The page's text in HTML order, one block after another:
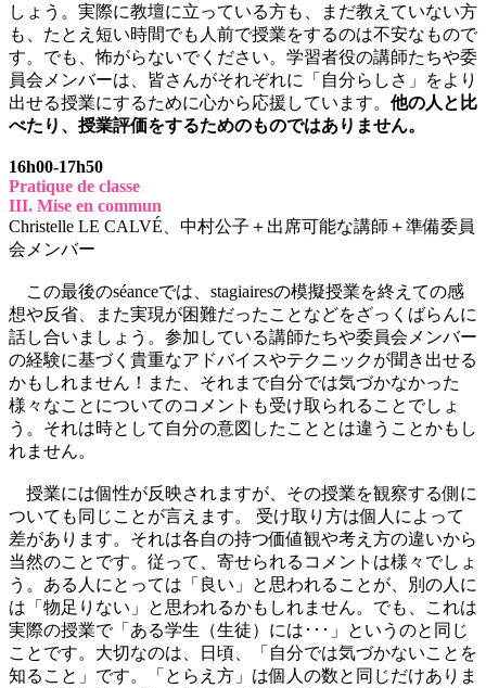
しょう。実際に教壇に立っている方も、まだ教えていない方
も、たとえ短い時間でも人前で授業をするのは不安なもので
す。でも、怖がらないでください。学習者役の講師たちや委
員会メンバーは、皆さんがそれぞれに「自分らしさ」をより
出せる授業にするために心から応援しています。 他の人と比
べたり、授業評価をするためのものではありません。
16h00-17h50
Pratique de classe
III. Mise en commun
Christelle LE CALVÉ、中村公子＋出席可能な講師＋準備委員
会メンバー
この最後のséanceでは、stagiairesの模擬授業を終えての感
想や反省、また実現が困難だったことなどをざっくばらんに
話し合いましょう。参加している講師たちや委員会メンバー
の経験に基づく貴重なアドバイスやテクニックが聞き出せる
かもしれません！また、それまで自分では気づかなかった
様々なことについてのコメントも受け取られることでしょ
う。それは時として自分の意図したこととは違うことかもし
れません。
授業には個性が反映されますが、その授業を観察する側に
ついても同じことが言えます。 受け取り方は個人によって
差があります。それは各自の持つ価値観や考え方の違いから
当然のことです。従って、寄せられるコメントは様々でしょ
う。ある人にとっては「良い」と思われることが、別の人に
は「物足りない」と思われるかもしれません。でも、これは
実際の授業で「ある学生（生徒）には･･･」というのと同じ
ことです。大切なのは、日頃、「自分では気づかないことを
知ること」です。「とらえ方」は個人の数と同じだけありま